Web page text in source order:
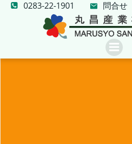
コ
ン
テ
ン
ツ
0283-22-1901 問合せ